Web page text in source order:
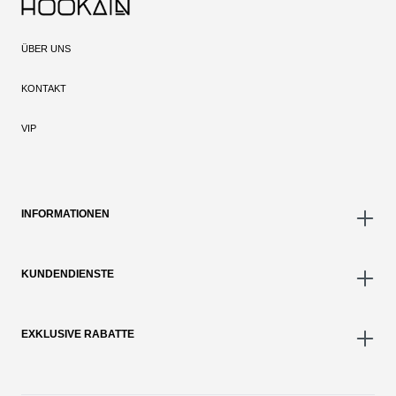
ÜBER UNS
KONTAKT
VIP
INFORMATIONEN
KUNDENDIENSTE
EXKLUSIVE RABATTE